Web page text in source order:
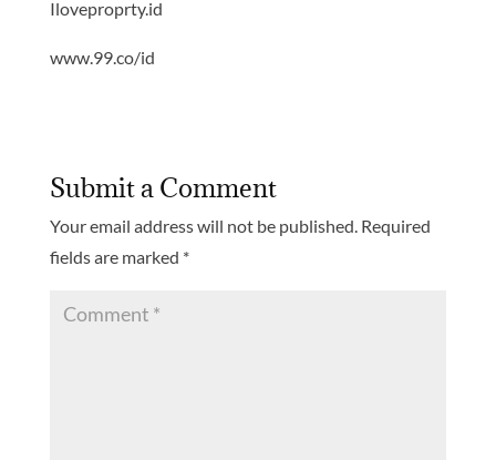
Iloveproprty.id
www.99.co/id
Submit a Comment
Your email address will not be published. Required
fields are marked *